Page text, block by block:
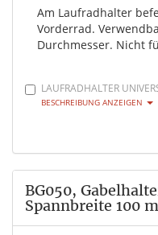
Am Laufradhalter
Vorderrad.
Durchmesser. Nicht
LAUFRADHALTER
BESCHREIBUNG ANZEIGEN
BG050,
Spannbreite 100